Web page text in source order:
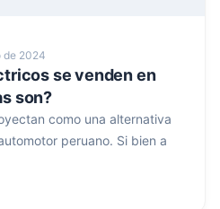
de 2024
se venden en
son?
como una alternativa
peruano. Si bien a